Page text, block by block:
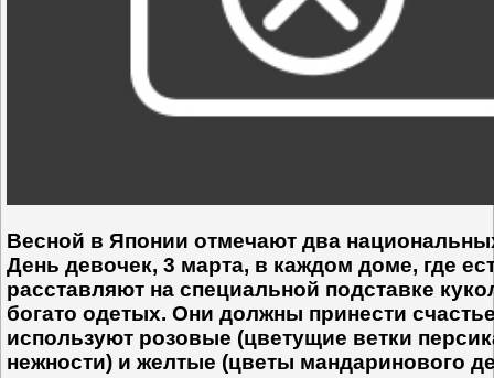
Весной в Японии отмечают два
День девочек, 3 марта, в каждом доме, где
расставляют на специальной подставке
богато одетых. Они должны принести
используют розовые (цветущие ветки
нежности) и желтые (цветы мандаринового